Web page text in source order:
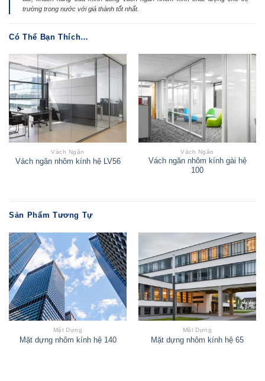
trường trong nước với giá thành tốt nhất.
Có Thể Bạn Thích…
Vách Ngăn
Vách ngăn nhôm kính hệ LV56
Vách Ngăn
Vách ngăn nhôm kính gài hệ
100
Sản Phẩm Tương Tự
Mặt Dựng
Mặt dựng nhôm kính hệ 140
Mặt Dựng
Mặt dựng nhôm kính hệ 65